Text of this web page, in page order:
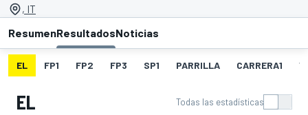
, IT
ResumenResultadosNoticias
EL FP1 FP2 FP3 SP1 PARRILLA CARRERA1
EL Todas las estadísticas